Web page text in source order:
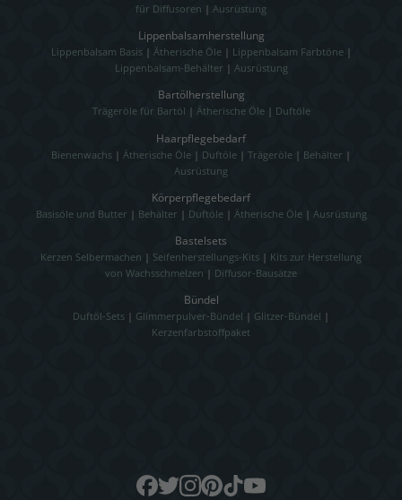
für Diffusoren | Ausrüstung
Lippenbalsamherstellung
Lippenbalsam Basis| Ätherische Öle| Lippenbalsam Farbtöne|
Lippenbalsam-Behälter | Ausrüstung
Bartölherstellung
Trägeröle für Bartöl | Ätherische Öle| Duftöle
Haarpflegebedarf
Bienenwachs | Ätherische Öle | Duftöle | Trägeröle | Behälter |
Ausrüstung
Körperpflegebedarf
Basisöle und Butter | Behälter | Duftöle| Ätherische Öle| Ausrüstung
Bastelsets
Kerzen Selbermachen | Seifenherstellungs-Kits | Kits zur Herstellung
von Wachsschmelzen | Diffusor-Bausätze
Bündel
Duftöl-Sets | Glimmerpulver-Bündel | Glitzer-Bündel |
Kerzenfarbstoffpaket